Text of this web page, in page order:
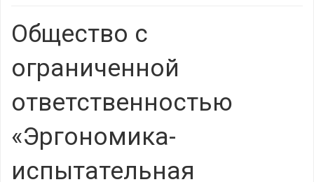
Общество с
ограниченной
ответственностью
«Эргономика-
испытательная